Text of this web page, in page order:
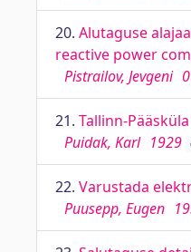
20. Alutaguse
reactive power
Pistrailov, Jevgeni
21. Tallinn-
Puidak, Karl 1929
22. Varustada
Puusepp, Eugen